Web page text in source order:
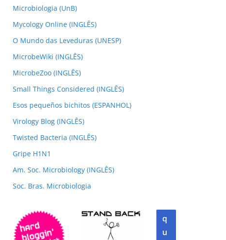
Microbiologia (UnB)
Mycology Online (INGLÊS)
O Mundo das Leveduras (UNESP)
MicrobeWiki (INGLÊS)
MicrobeZoo (INGLÊS)
Small Things Considered (INGLÊS)
Esos pequeños bichitos (ESPANHOL)
Virology Blog (INGLÊS)
Twisted Bacteria (INGLÊS)
Gripe H1N1
Am. Soc. Microbiology (INGLÊS)
Soc. Bras. Microbiologia
q
u